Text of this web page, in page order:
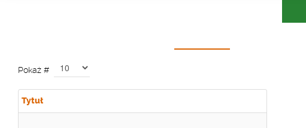
Pokaż #
Tytuł